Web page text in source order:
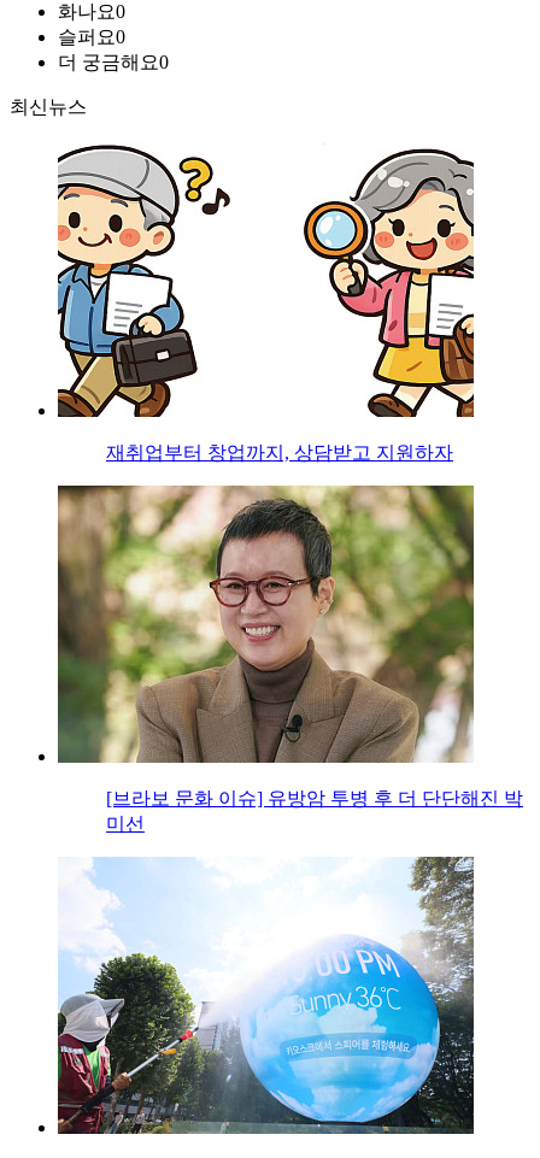
화나요0
슬퍼요0
더 궁금해요0
최신뉴스
재취업부터 창업까지, 상담받고 지원하자
[브라보 문화 이슈] 유방암 투병 후 더 단단해진 박
미선